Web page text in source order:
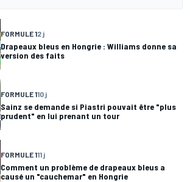
FORMULE 12 j
Drapeaux bleus en Hongrie : Williams donne sa
version des faits
FORMULE 110 j
Sainz se demande si Piastri pouvait être "plus
prudent" en lui prenant un tour
FORMULE 111 j
Comment un problème de drapeaux bleus a
causé un "cauchemar" en Hongrie